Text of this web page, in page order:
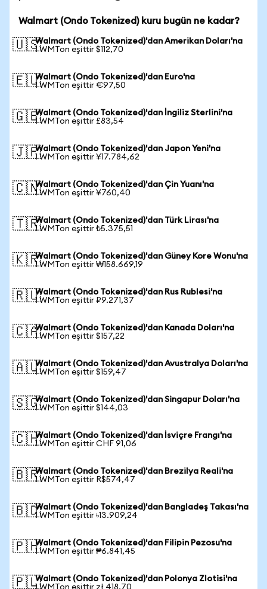
Walmart (Ondo Tokenized) kuru bugün ne kadar?
🇺🇸Walmart (Ondo Tokenized)'dan Amerikan Doları'na
1 WMTon eşittir $112,70
🇪🇺Walmart (Ondo Tokenized)'dan Euro'na
1 WMTon eşittir €97,50
🇬🇧Walmart (Ondo Tokenized)'dan İngiliz Sterlini'na
1 WMTon eşittir £83,54
🇯🇵Walmart (Ondo Tokenized)'dan Japon Yeni'na
1 WMTon eşittir ¥17.784,62
🇨🇳Walmart (Ondo Tokenized)'dan Çin Yuanı'na
1 WMTon eşittir ¥760,40
🇹🇷Walmart (Ondo Tokenized)'dan Türk Lirası'na
1 WMTon eşittir ₺5.375,51
🇰🇷Walmart (Ondo Tokenized)'dan Güney Kore Wonu'na
1 WMTon eşittir ₩158.669,19
🇷🇺Walmart (Ondo Tokenized)'dan Rus Rublesi'na
1 WMTon eşittir ₽9.271,37
🇨🇦Walmart (Ondo Tokenized)'dan Kanada Doları'na
1 WMTon eşittir $157,22
🇦🇺Walmart (Ondo Tokenized)'dan Avustralya Doları'na
1 WMTon eşittir $159,47
🇸🇬Walmart (Ondo Tokenized)'dan Singapur Doları'na
1 WMTon eşittir $144,03
🇨🇭Walmart (Ondo Tokenized)'dan İsviçre Frangı'na
1 WMTon eşittir CHF 91,06
🇧🇷Walmart (Ondo Tokenized)'dan Brezilya Reali'na
1 WMTon eşittir R$574,47
🇧🇩Walmart (Ondo Tokenized)'dan Bangladeş Takası'na
1 WMTon eşittir ৳13.909,24
🇵🇭Walmart (Ondo Tokenized)'dan Filipin Pezosu'na
1 WMTon eşittir ₱6.841,45
🇵🇱Walmart (Ondo Tokenized)'dan Polonya Zlotisi'na
1 WMTon eşittir zł 418,70